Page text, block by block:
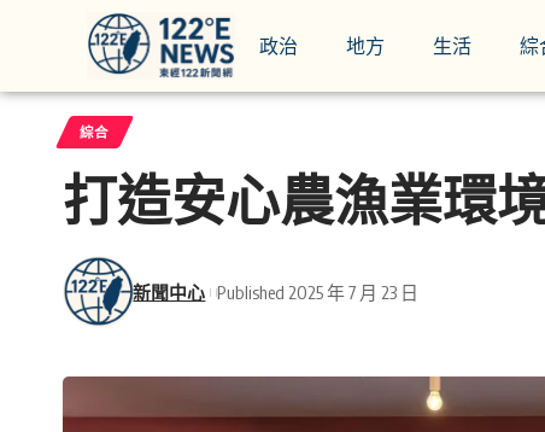
政治 地方 生活 綜
綜合
打造安心農漁業環
新聞中心 Published 2025 年 7 月 23 日